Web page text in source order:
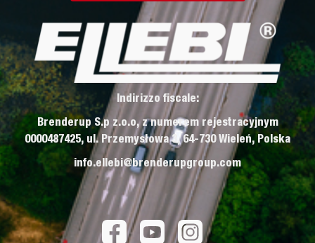
Indirizzo fiscale:
Brenderup S.p z.o.o, z numerem rejestracyjnym
0000487425, ul. Przemysłowa 3, 64-730 Wieleń, Polska
info.ellebi@brenderupgroup.com